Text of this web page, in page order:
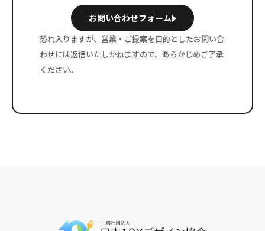
お問い合わせフォーム
恐れ入りますが、営業・ご提案を目的としたお問い合
わせには返信いたしかねますので、あらかじめご了承
ください。